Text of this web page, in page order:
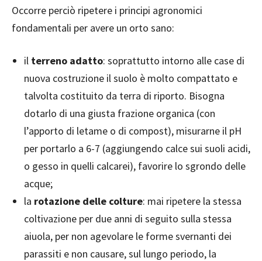
Occorre perciò ripetere i principi agronomici
fondamentali per avere un orto sano:
il terreno adatto: soprattutto intorno alle case di
nuova costruzione il suolo è molto compattato e
talvolta costituito da terra di riporto. Bisogna
dotarlo di una giusta frazione organica (con
l’apporto di letame o di compost), misurarne il pH
per portarlo a 6-7 (aggiungendo calce sui suoli acidi,
o gesso in quelli calcarei), favorire lo sgrondo delle
acque;
la rotazione delle colture: mai ripetere la stessa
coltivazione per due anni di seguito sulla stessa
aiuola, per non agevolare le forme svernanti dei
parassiti e non causare, sul lungo periodo, la